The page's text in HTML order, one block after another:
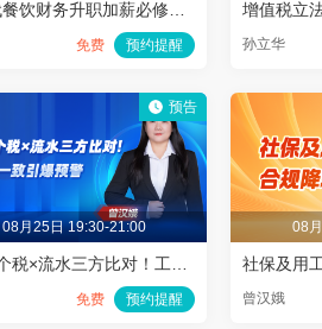
免费 预约提醒 孙立华
08月25日 19:30-21:00
免费 预约提醒
预告
08
社保及用
曾汉娥